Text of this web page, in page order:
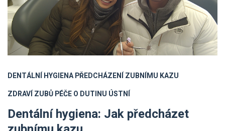
DENTÁLNÍ HYGIENAPŘEDCHÁZENÍ ZUBNÍMU KAZU
ZDRAVÍ ZUBŮPÉČE O DUTINU ÚSTNÍ
Dentální hygiena: Jak předcházet